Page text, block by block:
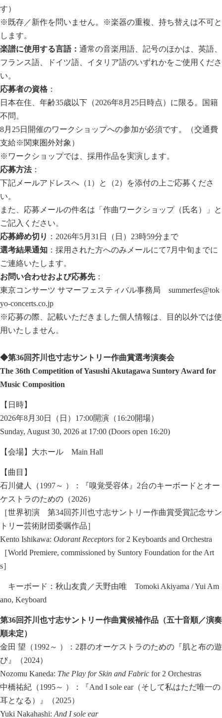
す）
※既存／新作を問いません。※楽器の重複、持ち替えは不可と
します。
楽譜に使用する言語： 通常の音楽用語、記号のほかは、英語、
フランス語、ドイツ語、イタリア語のいずれかをご使用くださ
い。
応募者の資格 ：
日本在住、年齢35歳以下（2026年8月25日時点）に限る。国籍
不問。
8月25日開催のワークショップへの参加が必須です。（交通費
支給※関東圏外対象）
※ワークショップでは、採用作品を実演します。
応募方法：
下記メールアドレスへ（1）と（2）を添付の上ご応募くださ
い。
また、応募メールの件名は「作曲ワークショップ（氏名）」と
ご記入ください。
応募締め切り ：2026年5月31日（日）23時59分まで
選考結果通知 ：採用された方へのみメールにて7月中旬までに
ご連絡いたします。
お問い合わせおよび応募先：
東京コンサーツ サマーフェスティバル事務局 summerfes@tok
yo-concerts.co.jp
※応募の際、記載いただきました個人情報は、目的以外では使
用いたしません。
◆第36回芥川也寸志サントリー作曲賞選考演奏会
The 36th Competition of Yasushi Akutagawa Suntory Award for
Music Composition
【日時】
2026年8月30日（日）17:00開演（16:20開場）
Sunday, August 30, 2026 at 17:00 (Doors open 16:20)
【会場】大ホール Main Hall
【曲目】
石川健人（1997～ ）：『嗅覚受容体』2台のキーボードとオー
ケストラのための（2026）
［世界初演 第34回芥川也寸志サントリー作曲賞受賞記念サン
トリー芸術財団委嘱作品］
Kento Ishikawa: Odorant Receptors for 2 Keyboards and Orchestra
［World Premiere, commissioned by Suntory Foundation for the Art
s］
キーボード：秋山友貴／天野由唯 Tomoki Akiyama / Yui Am
ano, Keyboard
第36回芥川也寸志サントリー作曲賞候補作品（五十音順／演奏
順未定）
金田 望（1992～ ）：2群のオーケストラのための『肌と布の遊
び』（2024）
Nozomu Kaneda: The Play for Skin and Fabric for 2 Orchestras
中橋祐紀（1995～ ）：『And I sole ear（そして私はただ唯一の
耳となる）』（2025）
Yuki Nakahashi: And I sole ear